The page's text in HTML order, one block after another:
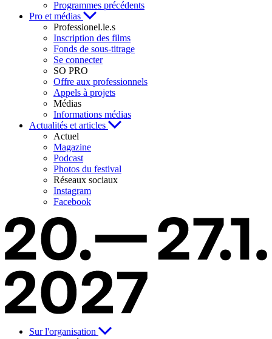
Programmes précédents
Pro et médias
Professionel.le.s
Inscription des films
Fonds de sous-titrage
Se connecter
SO PRO
Offre aux professionnels
Appels à projets
Médias
Informations médias
Actualités et articles
Actuel
Magazine
Podcast
Photos du festival
Réseaux sociaux
Instagram
Facebook
Sur l'organisation